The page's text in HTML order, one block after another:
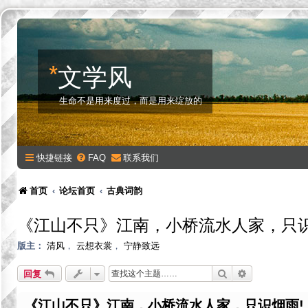
*文学风
生命不是用来度过，而是用来绽放的
快捷链接 FAQ 联系我们
首页 论坛首页 古典词韵
《江山不只》江南，小桥流水人家，只
版主： 清风 ， 云想衣裳 ， 宁静致远
回复 搜索
《江山不只》江南，小桥流水人家，只识烟雨!